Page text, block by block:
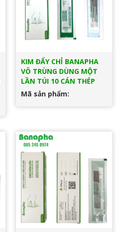
KIM ĐẨY CHỈ BANAPHA
VÔ TRÙNG DÙNG MỘT
LẦN TÚI 10 CÁN THÉP
Mã sản phẩm: